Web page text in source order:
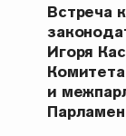
Встреча
Игоря
и